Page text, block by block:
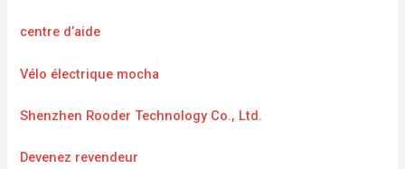
centre d’aide
Vélo électrique mocha
Shenzhen Rooder Technology Co., Ltd.
Devenez revendeur